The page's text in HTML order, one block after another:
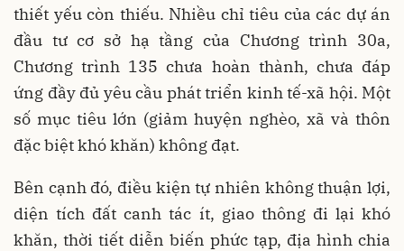
thiết yếu còn thiếu. Nhiều chỉ tiêu của các dự án
đầu tư cơ sở hạ tầng của Chương trình 30a,
Chương trình 135 chưa hoàn thành, chưa đáp
ứng đầy đủ yêu cầu phát triển kinh tế-xã hội. Một
số mục tiêu lớn (giảm huyện nghèo, xã và thôn
đặc biệt khó khăn) không đạt.
Bên cạnh đó, điều kiện tự nhiên không thuận lợi,
diện tích đất canh tác ít, giao thông đi lại khó
khăn, thời tiết diễn biến phức tạp, địa hình chia